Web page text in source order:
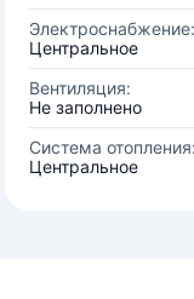
Электроснабжение:
Центральное
Вентиляция:
Не заполнено
Система отопления:
Центральное